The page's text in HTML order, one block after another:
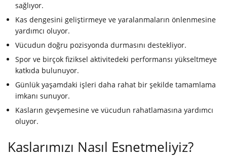
sağlıyor.
Kas dengesini geliştirmeye ve yaralanmaların önlenmesine
yardımcı oluyor.
Vücudun doğru pozisyonda durmasını destekliyor.
Spor ve birçok fiziksel aktivitedeki performansı yükseltmeye
katkıda bulunuyor.
Günlük yaşamdaki işleri daha rahat bir şekilde tamamlama
imkanı sunuyor.
Kasların gevşemesine ve vücudun rahatlamasına yardımcı
oluyor.
Kaslarımızı Nasıl Esnetmeliyiz?